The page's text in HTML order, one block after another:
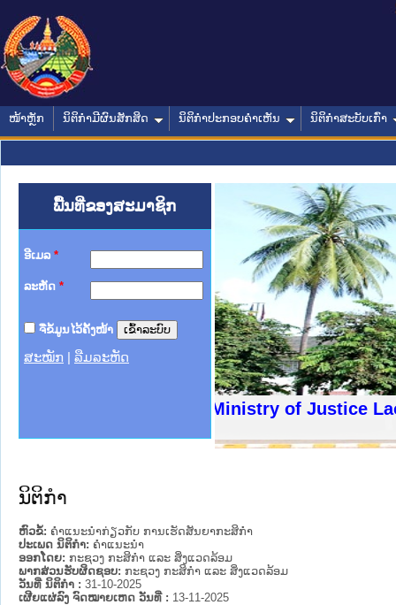
ໜ້າຫຼັກ ນິຕິກໍາມີຜົນສັກສິດ ນິຕິກໍາປະກອບຄໍາເຫັນ ນິຕິກໍາສະບັບເກົ່າ
ພື້ນທີ່ຂອງສະມາຊິກ
ອີເມລ *
ລະຫັດ *
ຈື່ຂໍ້ມູນໄວ້ຄັ້ງໜ້າ
ສະໝັກ ລືມລະຫັດ
Ministry of Justice Lao
າຊົນ ພາກເໜືອ
ການ
ກາງ
ໃຕ້
ຕຳຫຼວດປະຊາຊົນ
ສັນຕິບານປະຊາຊົນ
ກເໜືອ
າຊົນ ພາກກາງ
ນິຕິກໍາ
ຫົວຂໍ້: ຄຳແນະນຳກ່ຽວກັບ ການເຮັດສັນຍາກະສິກຳ
ປະເພດ ນິຕິກໍາ: ຄໍາແນະນໍາ
ອອກໂດຍ: ກະຊວງ ກະສິກຳ ແລະ ສິ່ງແວດລ້ອມ
ພາກສ່ວນຮັບຜິດຊອບ: ກະຊວງ ກະສິກຳ ແລະ ສິ່ງແວດລ້ອມ
ວັນທີ່ ນິຕິກໍາ : 31-10-2025
ເຜີຍແຜ່ລົງ ຈົດໝາຍເຫດ ວັນທີ່ : 13-11-2025